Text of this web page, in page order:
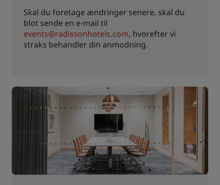
Skal du foretage ændringer senere, skal du
blot sende en e-mail til
events@radissonhotels.com, hvorefter vi
straks behandler din anmodning.